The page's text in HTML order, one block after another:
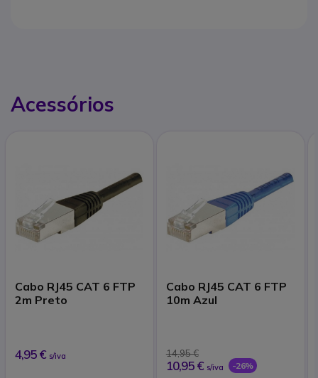
Acessórios
Cabo RJ45 CAT 6 FTP
2m Preto
4,95 € s/iva
Cabo RJ45 CAT 6 FTP
10m Azul
14,95 €
10,95 € s/iva -26%